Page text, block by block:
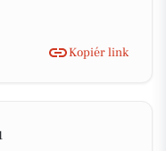
Kopiér link